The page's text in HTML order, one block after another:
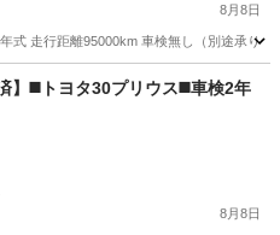
8月8日
式 走行距離95000km 車検無し（別途承り
クシー
】◼️トヨタ30プリウス◼️車検2年
8月8日